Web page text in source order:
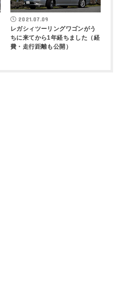
2021.07.09
レガシィツーリングワゴンがう
ちに来てから1年経ちました（経
費・走行距離も公開）